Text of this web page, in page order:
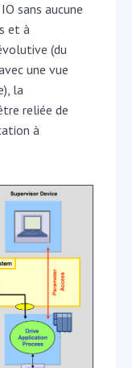
sans aucune
et à
(du
une vue
la
reliée de
à